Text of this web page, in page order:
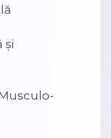
și